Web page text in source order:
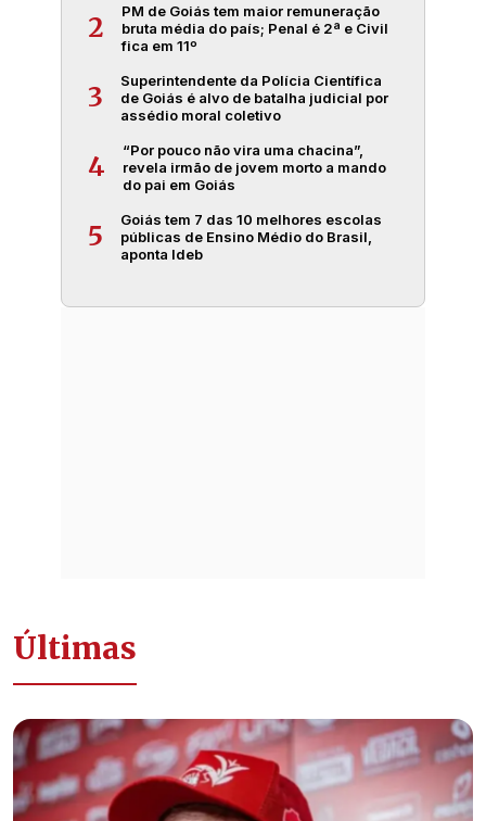
2
PM de Goiás tem maior remuneração
bruta média do país; Penal é 2ª e Civil
fica em 11º
3
Superintendente da Polícia Científica
de Goiás é alvo de batalha judicial por
assédio moral coletivo
4
“Por pouco não vira uma chacina”,
revela irmão de jovem morto a mando
do pai em Goiás
5
Goiás tem 7 das 10 melhores escolas
públicas de Ensino Médio do Brasil,
aponta Ideb
Últimas